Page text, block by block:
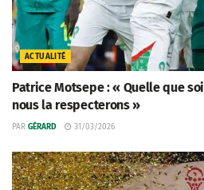
ACTUALITÉ
Patrice Motsepe : « Quelle que
nous la respecterons »
PAR GÉRARD 31/03/2026